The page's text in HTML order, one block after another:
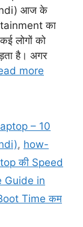
आज के
का
लोगों को
है। अगर
more
– 10
, how-
की Speed
Guide in
Time कम